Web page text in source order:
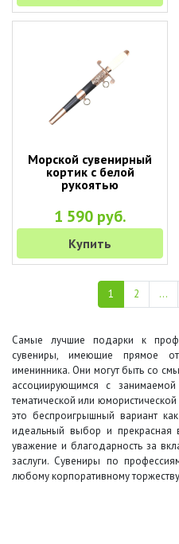
Морской сувенирный
кортик с белой
рукоятью
1 590 руб.
Купить
1 2 ...
Самые лучшие подарки к
сувениры, имеющие прямое
именинника. Они могут быть со
ассоциирующимся с
тематической или
это беспроигрышный вариант
идеальный выбор и прекрасная
уважение и благодарность за
заслуги. Сувениры по
любому корпоративному